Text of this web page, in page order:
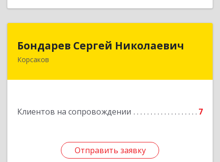
Бондарев Сергей Николаевич
Корсаков
Клиентов на сопровождении 7
Отправить заявку
Бондарев Сергей Николаевич
Отправить заявку